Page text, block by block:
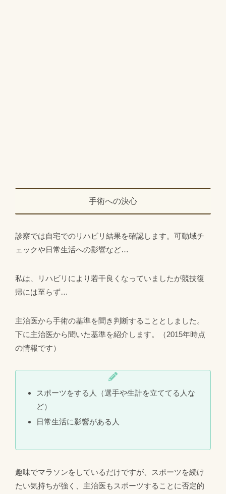
手術への決心
診察では自宅でのリハビリ結果を確認します。可動域チ
ェックや日常生活への影響など…
私は、リハビリにより若干良くなっていましたが競技復
帰には至らず…
主治医から手術の基準を聞き判断することとしました。
下に主治医から聞いた基準を紹介します。（2015年時点
の情報です）
スポーツをする人（選手や生計を立ててる人な
ど）
日常生活に影響がある人
趣味でマラソンをしているだけですが、スポーツを続け
たい気持ちが強く、主治医もスポーツすることに否定的